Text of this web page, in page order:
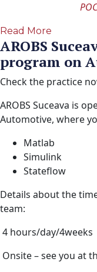
Read More
AROBS
program on
Check the practice
AROBS Suceava is
Automotive, where
Matlab
Simulink
Stateflow
Details about the
team:
4 hours/day/4weeks
Onsite – see you at